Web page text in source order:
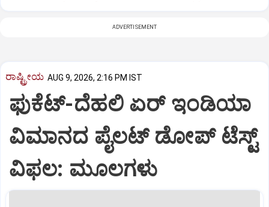
ADVERTISEMENT
ರಾಷ್ಟ್ರೀಯ AUG 9, 2026, 2:16 PM IST
ಫುಕೆಟ್‌-ದೆಹಲಿ ಏರ್‌ ಇಂಡಿಯಾ
ವಿಮಾನದ ಪೈಲಟ್‌ ಡೋಪ್‌ ಟೆಸ್ಟ್‌
ವಿಫಲ: ಮೂಲಗಳು